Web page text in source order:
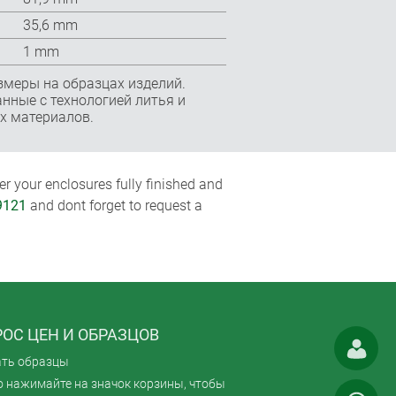
35,6 mm
1 mm
на образцах изделий.
с технологией литья и
материалов.
your enclosures fully finished and
and dont forget to request a
ЦЕН И ОБРАЗЦОВ
образцы
нажимайте на значок корзины, чтобы